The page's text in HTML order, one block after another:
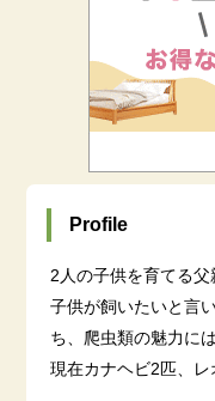
Profile
2人の子供を育てる父
子供が飼いたいと言
ち、爬虫類の魅力に
現在カナヘビ2匹、レ